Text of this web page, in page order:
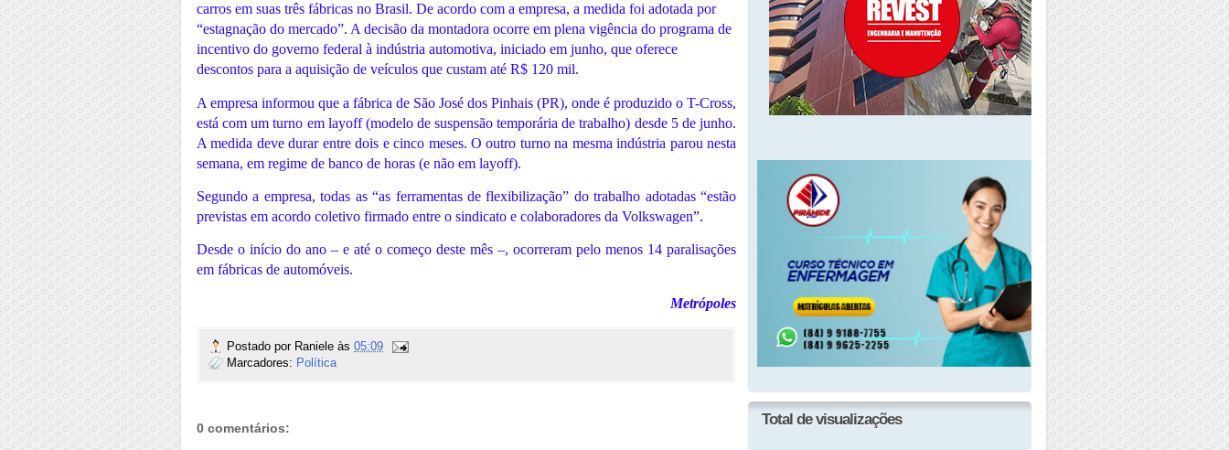
carros em suas três fábricas no Brasil. De acordo com a empresa, a medida foi adotada por
“estagnação do mercado”. A decisão da montadora ocorre em plena vigência do programa de
incentivo do governo federal à indústria automotiva, iniciado em junho, que oferece
descontos para a aquisição de veículos que custam até R$ 120 mil.
A empresa informou que a fábrica de São José dos Pinhais (PR), onde é produzido o T-Cross,
está com um turno em layoff (modelo de suspensão temporária de trabalho) desde 5 de junho.
A medida deve durar entre dois e cinco meses. O outro turno na mesma indústria parou nesta
semana, em regime de banco de horas (e não em layoff).
Segundo a empresa, todas as “as ferramentas de flexibilização” do trabalho adotadas “estão
previstas em acordo coletivo firmado entre o sindicato e colaboradores da Volkswagen”.
Desde o início do ano – e até o começo deste mês –, ocorreram pelo menos 14 paralisações
em fábricas de automóveis.
Metrópoles
Postado por Raniele às 05:09
Marcadores: Política
0 comentários: Total de visualizações